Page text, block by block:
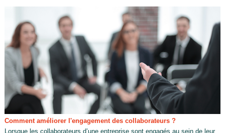
Comment améliorer l'engagement des collaborateurs ?
Lorsque les collaborateurs d’une entreprise sont engagés au sein de leur